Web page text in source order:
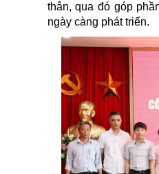
thân, qua đó góp
ngày càng phát triển.